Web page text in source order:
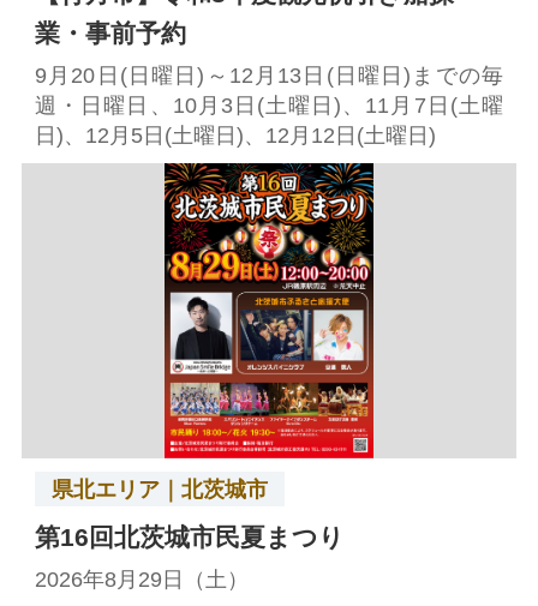
業・事前予約
9月20日(日曜日)～12月13日(日曜日)までの毎
週・日曜日、10月3日(土曜日)、11月7日(土曜
日)、12月5日(土曜日)、12月12日(土曜日)
県北エリア｜北茨城市
第16回北茨城市民夏まつり
2026年8月29日（土）